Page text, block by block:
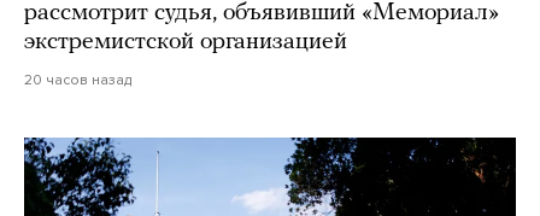
рассмотрит судья, объявивший «Мемориал»
экстремистской организацией
20 часов назад